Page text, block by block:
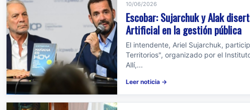
10/06/2026
Escobar: Sujarchuk y Alak
Artificial en la gestión pública
El intendente, Ariel Sujarchuk,
Territorios", organizado por el
Allí,...
Leer noticia →